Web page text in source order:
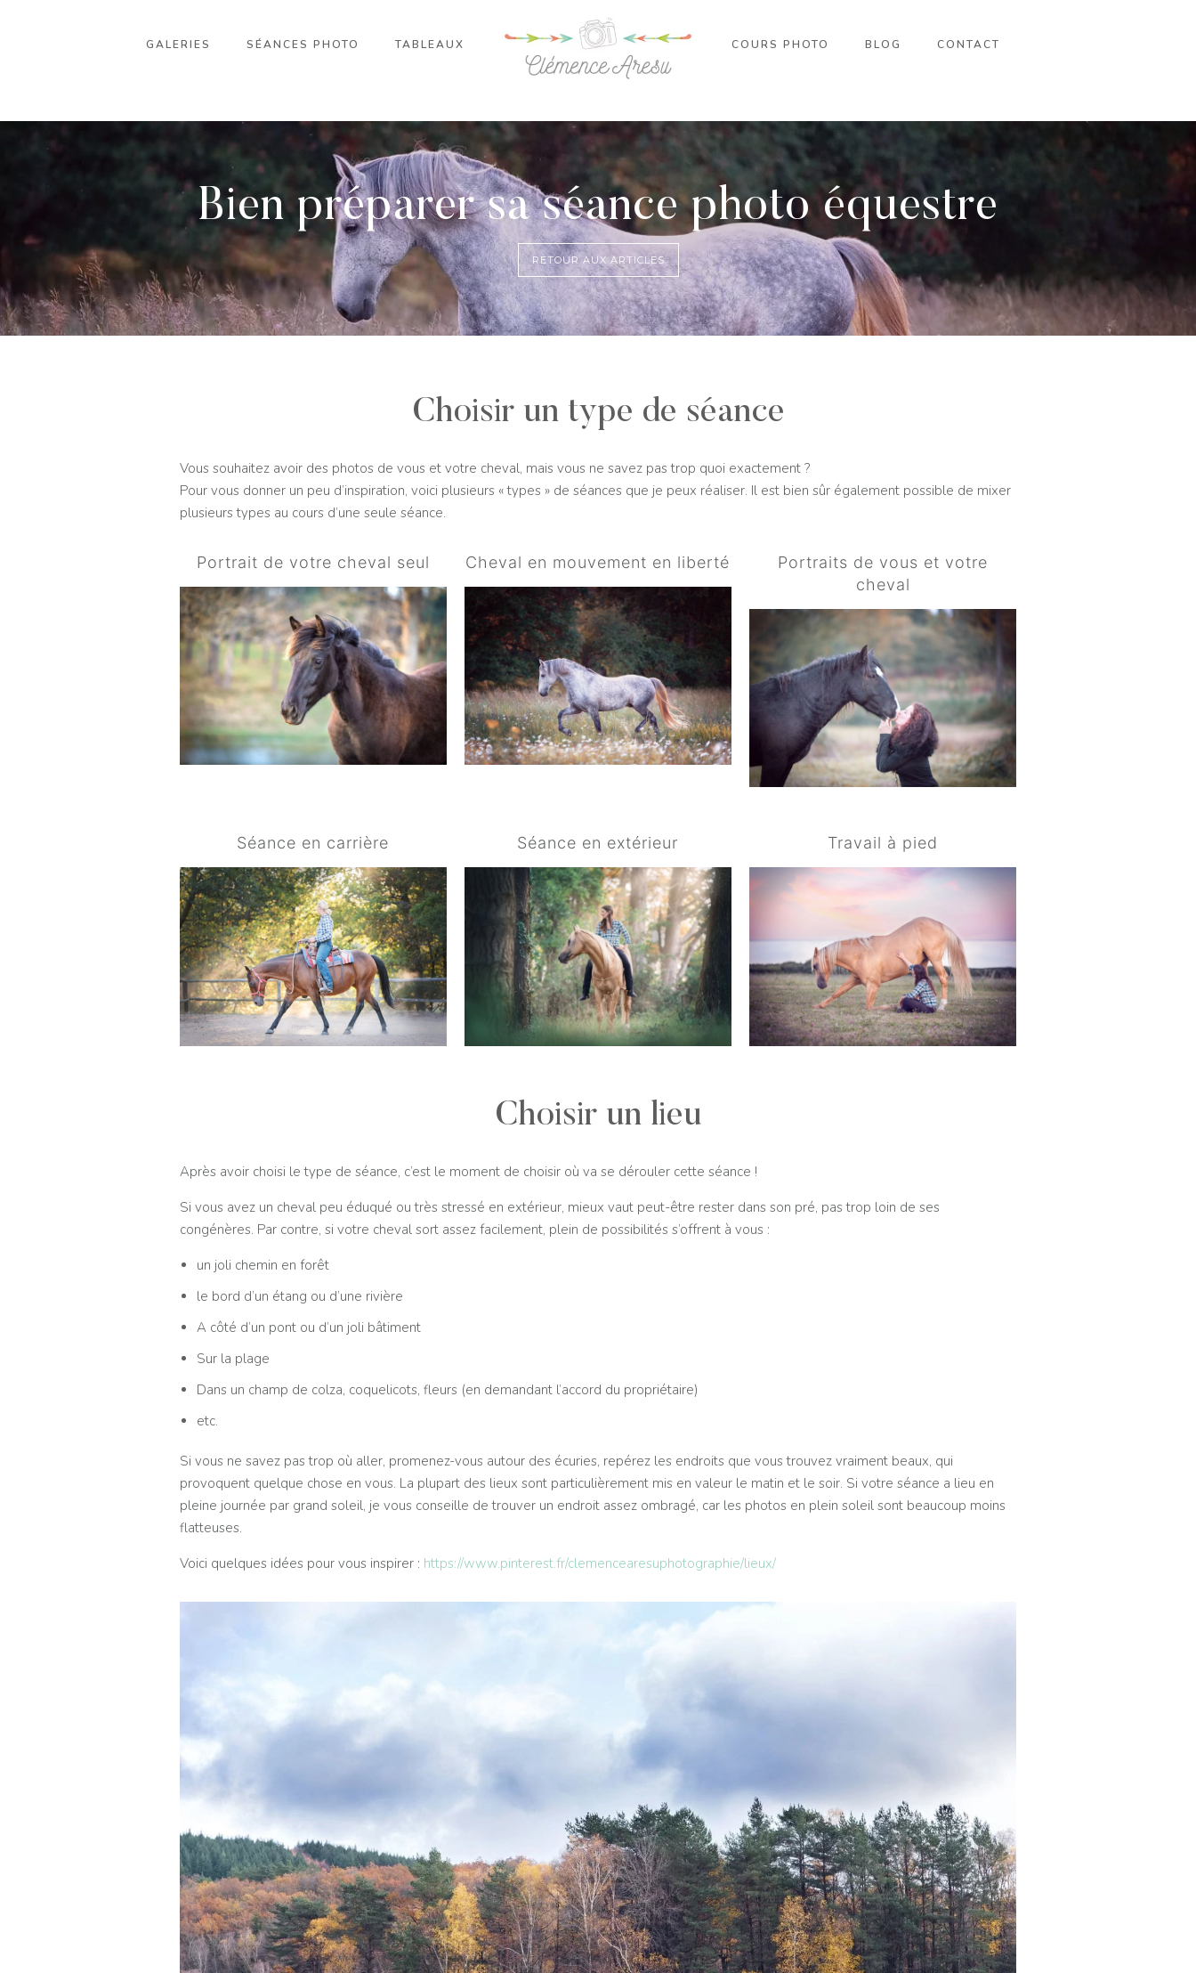
GALERIES SÉANCES PHOTO TABLEAUX COURS PHOTO BLOG CONTACT
Bien préparer sa séance photo équestre
RETOUR AUX ARTICLES
Choisir un type de séance
Vous souhaitez avoir des photos de vous et votre cheval, mais vous ne savez pas trop quoi exactement ?
Pour vous donner un peu d’inspiration, voici plusieurs « types » de séances que je peux réaliser. Il est bien sûr également possible de mixer
plusieurs types au cours d’une seule séance.
Portrait de votre cheval seul Cheval en mouvement en liberté
Portraits de vous et votre
cheval
Séance en carrière Séance en extérieur Travail à pied
Choisir un lieu
Après avoir choisi le type de séance, c’est le moment de choisir où va se dérouler cette séance !
Si vous avez un cheval peu éduqué ou très stressé en extérieur, mieux vaut peut-être rester dans son pré, pas trop loin de ses
congénères. Par contre, si votre cheval sort assez facilement, plein de possibilités s’offrent à vous :
un joli chemin en forêt
le bord d’un étang ou d’une rivière
A côté d’un pont ou d’un joli bâtiment
Sur la plage
Dans un champ de colza, coquelicots, fleurs (en demandant l’accord du propriétaire)
etc.
Si vous ne savez pas trop où aller, promenez-vous autour des écuries, repérez les endroits que vous trouvez vraiment beaux, qui
provoquent quelque chose en vous. La plupart des lieux sont particulièrement mis en valeur le matin et le soir. Si votre séance a lieu en
pleine journée par grand soleil, je vous conseille de trouver un endroit assez ombragé, car les photos en plein soleil sont beaucoup moins
flatteuses.
Voici quelques idées pour vous inspirer : https://www.pinterest.fr/clemencearesuphotographie/lieux/